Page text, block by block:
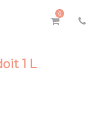
0
1 L